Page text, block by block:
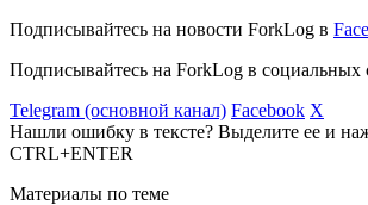
Подписывайтесь на новости ForkLog в
Подписывайтесь на ForkLog в социальных
Telegram (основной канал) Facebook X
Нашли ошибку в тексте? Выделите ее и
CTRL+ENTER
Материалы по теме